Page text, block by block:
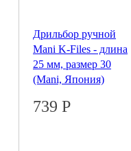
Дрильбор ручной
Mani K-Files - длина
25 мм, размер 30
(Mani, Япония)
739 Р